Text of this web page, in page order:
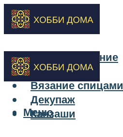
Бисероплетение
Вышивка
Вязание спицами
Декупаж
Канзаши
Меню